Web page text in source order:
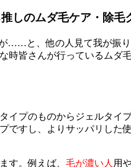
しのムダ毛ケア・除毛
……と、他の人見て我が振
時皆さんが行っているムダ
イプのものからジェルタ
ですし、よりサッパリした
す。例えば、 毛が濃い人 用